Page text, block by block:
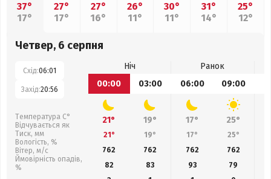
37°
17°
27°
17°
27°
16°
26°
11°
30°
11°
31°
14°
25°
12°
Четвер, 6 серпня
Схід:06:01
Захід:20:56
Температура С°
Відчувається як
Тиск, мм
Вологість, %
Вітер, м/с
Ймовірність опадів,
%
Ніч
Ранок
00:00
03:00 06:00 09:00
21° 19° 17° 25°
21° 19° 17° 25°
762
762 762 762
82
83 93 79